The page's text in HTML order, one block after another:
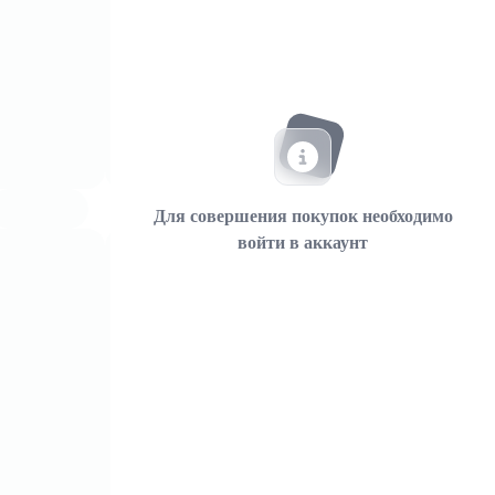
Для совершения покупок необходимо
войти в аккаунт